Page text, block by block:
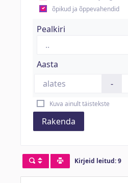
õpikud ja õppevahendid
Pealkiri
Aasta
-
Kuva ainult täistekste
Rakenda
Kirjeid leitud: 9